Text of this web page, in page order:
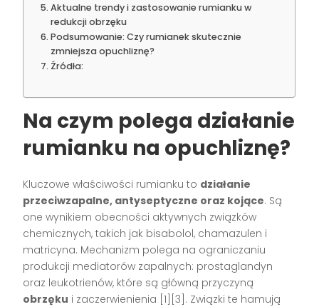
Aktualne trendy i zastosowanie rumianku w
redukcji obrzęku
Podsumowanie: Czy rumianek skutecznie
zmniejsza opuchliznę?
Źródła:
Na czym polega działanie
rumianku na opuchliznę?
Kluczowe właściwości rumianku to działanie
przeciwzapalne, antyseptyczne oraz kojące. Są
one wynikiem obecności aktywnych związków
chemicznych, takich jak bisabolol, chamazulen i
matricyna. Mechanizm polega na ograniczaniu
produkcji mediatorów zapalnych: prostaglandyn
oraz leukotrienów, które są główną przyczyną
obrzęku i zaczerwienienia [1][3] . Związki te hamują